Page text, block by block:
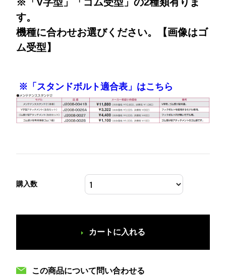
す。
機種に合わせお選びください。【画像はゴ
ム受型】
※「スタンドボルト適合表」はこちら
購入数
カートに入れる
この商品について問い合わせる